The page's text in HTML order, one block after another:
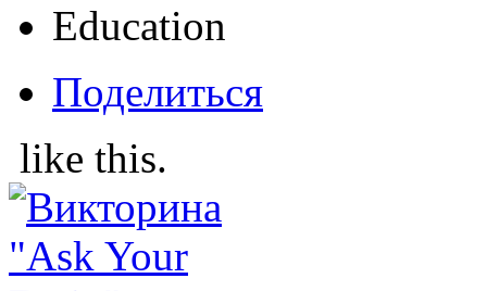
Education
Поделиться
like this.